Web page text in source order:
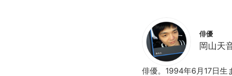
俳優
岡山天
俳優。1994年6月17日生